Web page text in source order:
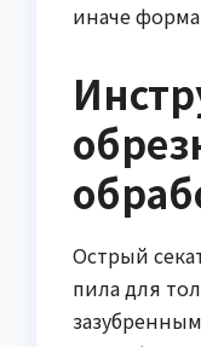
иначе
Острый
пила для